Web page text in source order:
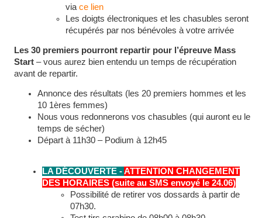
via ce lien
Les doigts électroniques et les chasubles seront
récupérés par nos bénévoles à votre arrivée
Les 30 premiers pourront repartir pour l’épreuve Mass
Start – vous aurez bien entendu un temps de récupération
avant de repartir.
Annonce des résultats (les 20 premiers hommes et les
10 1ères femmes)
Nous vous redonnerons vos chasubles (qui auront eu le
temps de sécher)
Départ à 11h30 – Podium à 12h45
LA DÉCOUVERTE -ATTENTION CHANGEMENT
DES HORAIRES (suite au SMS envoyé le 24.06)
Possibilité de retirer vos dossards à partir de
07h30.